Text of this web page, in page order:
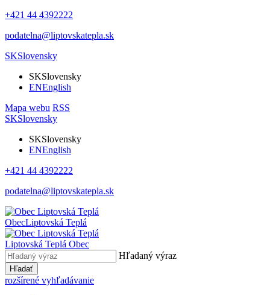
+421 44 4392222
podatelna@liptovskatepla.sk
SKSlovensky
SKSlovensky
ENEnglish
Mapa webu RSS
SKSlovensky
SKSlovensky
ENEnglish
+421 44 4392222
podatelna@liptovskatepla.sk
ObecLiptovská Teplá
Liptovská Teplá Obec
Hľadaný výraz
Hľadať
rozšírené vyhľadávanie